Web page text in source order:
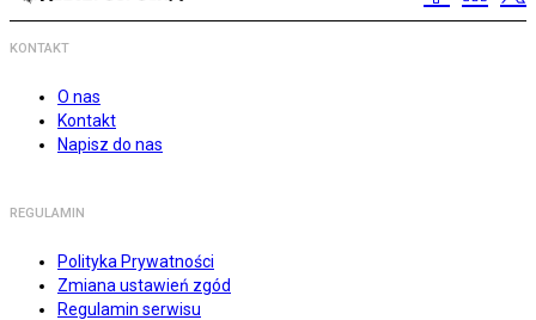
KONTAKT
O nas
Kontakt
Napisz do nas
REGULAMIN
Polityka Prywatności
Zmiana ustawień zgód
Regulamin serwisu